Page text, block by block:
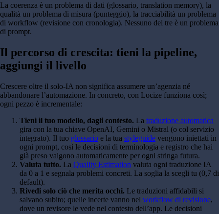
La coerenza è un problema di dati (glossario, translation memory), la
qualità un problema di misura (punteggio), la tracciabilità un problema
di workflow (revisione con cronologia). Nessuno dei tre è un problema
di prompt.
Il percorso di crescita: tieni la pipeline,
aggiungi il livello
Crescere oltre il solo-IA non significa assumere un’agenzia né
abbandonare l’automazione. In concreto, con Locize funziona così;
ogni pezzo è incrementale:
Tieni il tuo modello, dagli contesto. La traduzione automatica
gira con la tua chiave OpenAI, Gemini o Mistral (o col servizio
integrato). Il tuo glossario e la tua styleguide vengono iniettati in
ogni prompt, così le decisioni di terminologia e registro che hai
già preso valgono automaticamente per ogni stringa futura.
Valuta tutto. La Quality Estimation valuta ogni traduzione IA
da 0 a 1 e segnala problemi concreti. La soglia la scegli tu (0,7 di
default).
Rivedi solo ciò che merita occhi. Le traduzioni affidabili si
salvano subito; quelle incerte vanno nel workflow di revisione,
dove un revisore le vede nel contesto dell’app. Le decisioni